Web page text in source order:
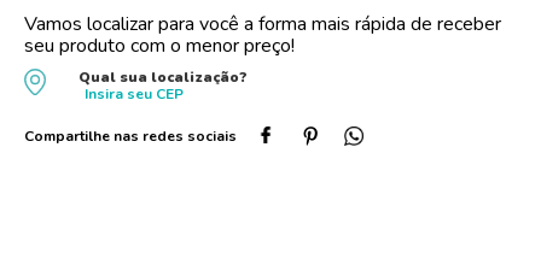
Vamos localizar para você a forma mais rápida de receber
seu produto com o menor preço!
Qual sua localização?
Insira seu CEP